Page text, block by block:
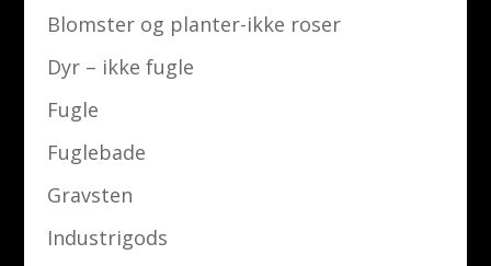
Blomster og planter-ikke roser
Dyr – ikke fugle
Fugle
Fuglebade
Gravsten
Industrigods